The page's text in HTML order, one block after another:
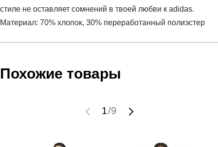
стиле не оставляет сомнений в твоей любви к adidas.
Материал: 70% хлопок, 30% переработанный полиэстер
Пол:мужской
спортивный стиль
Производитель:
Инструкция по оплате есть в самом конце счета, который
мы не увидим Вашу оплату.
Похожие товары
1/9